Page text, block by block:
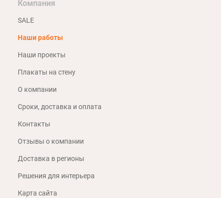
Компания
SALE
Наши работы
Наши проекты
Плакаты на стену
О компании
Сроки, доставка и оплата
Контакты
Отзывы о компании
Доставка в регионы
Решения для интерьера
Карта сайта